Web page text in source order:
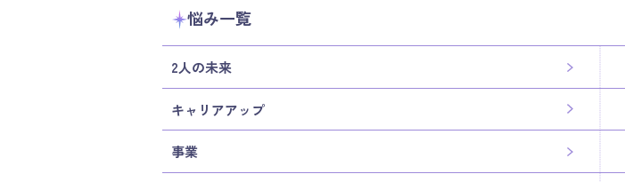
悩み一覧
2人の未来
キャリアアップ
事業